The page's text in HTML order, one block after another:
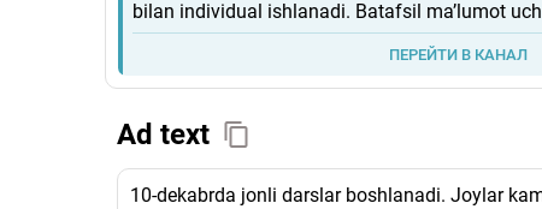
bilan individual ishlanadi. Batafsil ma’lumot
ПЕРЕЙТИ В КАНАЛ
Ad text
10-dekabrda jonli darslar boshlanadi. Joylar